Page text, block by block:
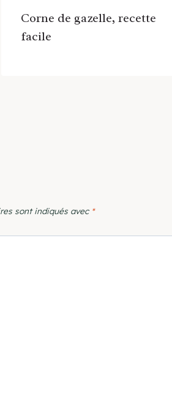
Corne de gazelle, recette
facile
sont indiqués avec *